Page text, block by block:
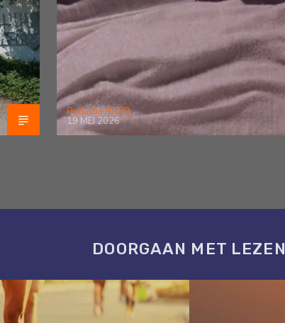
Redactie RAZO
19 MEI 2026
DOORGAAN MET LEZEN